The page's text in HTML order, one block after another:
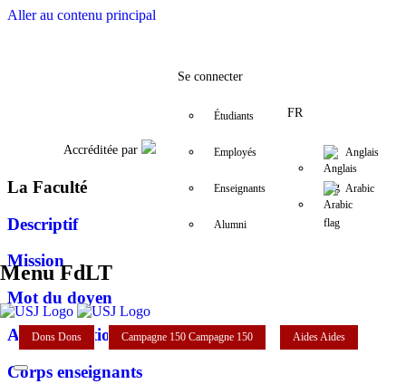
Aller au contenu principal
FacebookTwitter
Accréditée par
Se connecter
Étudiants
Employés
Enseignants
Alumni
FR
Anglais
Arabic
Menu FdLT
Dons Dons Campagne 150 Campagne 150 AidesAides
La Faculté
Descriptif
Mission
Mot du doyen
Administration
Corps enseignants